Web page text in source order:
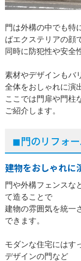
門は外構の中でも特
ばエクステリアの顔
同時に防犯性や安全
素材やデザインもバ
全体をおしゃれに演
ここでは門扉や門柱
ご紹介します。
◼︎門のリフォ
建物をおしゃれに
門や外構フェンスな
て造ることで
建物の雰囲気を統一
できます。
モダンな住宅にはす
デザインの門など